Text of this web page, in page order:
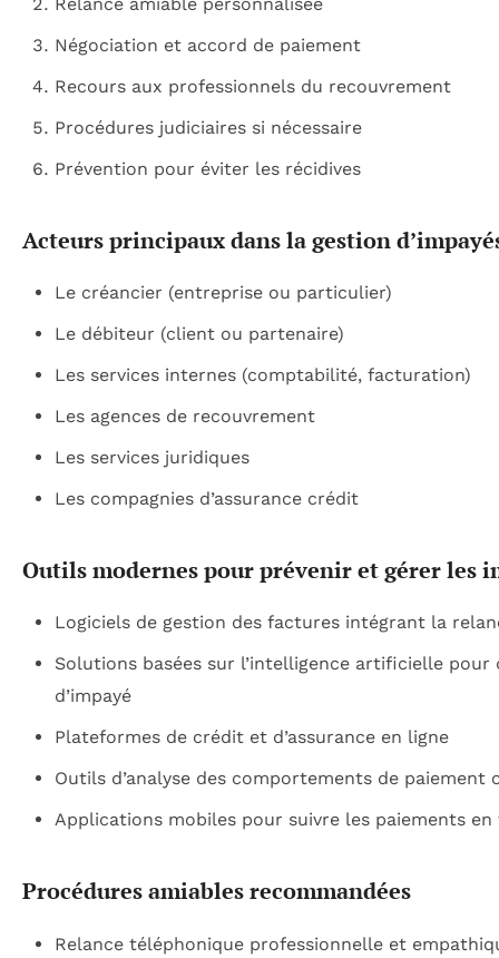
Négociation et accord de paiement
Recours aux professionnels du recouvrement
Procédures judiciaires si nécessaire
Prévention pour éviter les récidives
Acteurs principaux dans la gestion
Le créancier (entreprise ou particulier)
Le débiteur (client ou partenaire)
Les services internes (comptabilité, facturation)
Les agences de recouvrement
Les services juridiques
Les compagnies d’assurance crédit
Outils modernes pour prévenir et gérer les
Logiciels de gestion des factures intégrant la
Solutions basées sur l’intelligence artificielle
d’impayé
Plateformes de crédit et d’assurance en ligne
Outils d’analyse des comportements de paiement
Applications mobiles pour suivre les paiements en
Procédures amiables recommandées
Relance téléphonique professionnelle et